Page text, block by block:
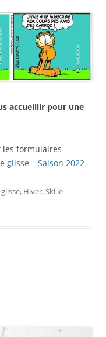
accueillir pour une
les formulaires
glisse – Saison 2022
, Hiver,Ski le